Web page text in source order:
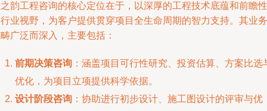
韵工程咨询的核心定位在于，以深厚的工程技术底蕴和前瞻性
业视野，为客户提供贯穿项目全生命周期的智力支持。其业务
广泛而深入，主要包括：
前期决策咨询 ：涵盖项目可行性研究、投资估算、方案比选
优化，为项目立项提供科学依据。
设计阶段咨询 ：协助进行初步设计、施工图设计的评审与优